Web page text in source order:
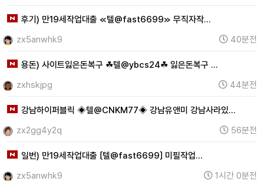
후기) 만19세작업대출 ≪텔@fast6699≫ 무직자작…
zx5anwhk9
40분전
용돈) 사이트잃은돈복구 ☘텔@ybcs24☘ 잃은돈복구 …
zxhskjpg
44분전
강남하이퍼블릭 ◈텔@CNKM77◈ 강남유앤미 강남사라있…
zx2gg4y2q
56분전
일번) 만19세작업대출 〔텔@fast6699〕 미필작업…
zx5anwhk9
1시간 0분전